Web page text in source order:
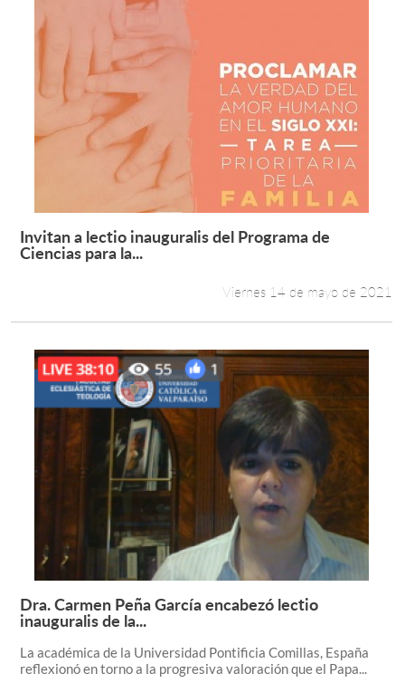
Leer más +
Invitan a lectio inauguralis del Programa de
Ciencias para la...
Viernes 14 de mayo de 2021
Leer más +
Dra. Carmen Peña García encabezó lectio
inauguralis de la...
La académica de la Universidad Pontificia Comillas, España
reflexionó en torno a la progresiva valoración que el Papa...